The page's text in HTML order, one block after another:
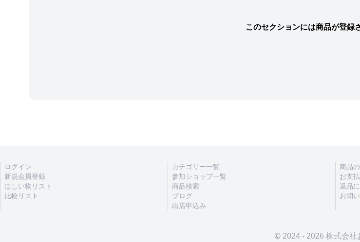
このセクションには商品が登録
ログイン
新規会員登録
ほしい物リスト
比較リスト
カテゴリー一覧
参加ショップ一覧
商品検索
ブログ
出店申込み
商品
お支
返品
お問
© 2024 - 2026 株式会社